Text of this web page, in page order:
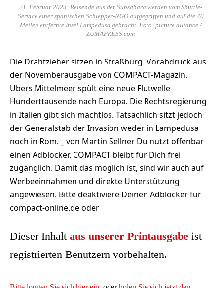
21. Februar 2023: Reisende aus der Subsahara werden vom Shuttle-
Service einer spanischen Schlepper-NGO aufgegriffen und auf die 40
Meilen entfernte Insel Lampedusa gebracht. Foto: picture alliance /
ZUMAPRESS.com
Die Drahtzieher sitzen in Straßburg. Vorabdruck aus
der Novemberausgabe von COMPACT-Magazin.
Übers Mittelmeer spült eine neue Flutwelle
Hunderttausende nach Europa. Die Rechtsregierung
in Italien gibt sich machtlos. Tatsächlich sitzt jedoch
der Generalstab der Invasion weder in Lampedusa
noch in Rom. _ von Martin Sellner Du nutzt offenbar
einen Adblocker. COMPACT bleibt für Dich frei
zugänglich. Damit das möglich ist, sind wir auch auf
Werbeeinnahmen und direkte Unterstützung
angewiesen. Bitte deaktiviere Deinen Adblocker für
compact-online.de oder
Dieser Inhalt aus unserer Printausgabe ist
registrierten Benutzern vorbehalten.